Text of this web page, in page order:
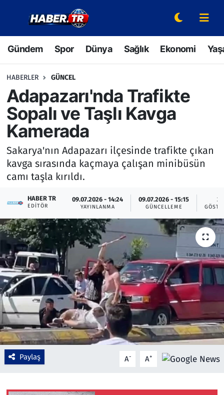
Gündem Spor Dünya Sağlık Ekonomi
HABERLER GÜNCEL
Adapazarı'nda Trafikte
Sopalı ve Taşlı Kavga
Kamerada
Sakarya'nın Adapazarı ilçesinde trafikte çıkan
kavga sırasında kaçmaya çalışan minibüsün
camı taşla kırıldı.
HABER TR
EDITÖR
09.07.2026 - 14:24
YAYINLANMA
09.07.2026 - 15:15
GÜNCELLEME
2
Paylaş A- A+
Gündem
Spor
Dünya
Sağlık
Ekonomi
Yaşam
Bilim ve Teknoloji
Çevre & Doğa
Eğitim
Turizm
Yerel
Hava Durumu
Trafik Durumu
Süper Lig Puan Durumu ve Fikstür
Tüm Manşetler
Son Dakika Haberleri
Haber Arşivi